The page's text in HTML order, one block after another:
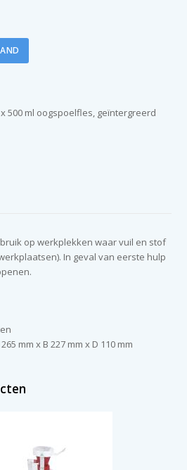
500 ml oogspoelfles, geïntergreerd
op werkplekken waar vuil en stof
In geval van eerste hulp
mm x B 227 mm x D 110 mm